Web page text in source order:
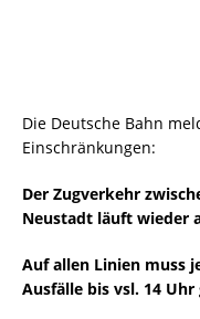
Die Deutsche Bahn
Einschränkungen:
Der Zugverkehr
Neustadt läuft wieder
Auf allen Linien muss
Ausfälle bis vsl. 14